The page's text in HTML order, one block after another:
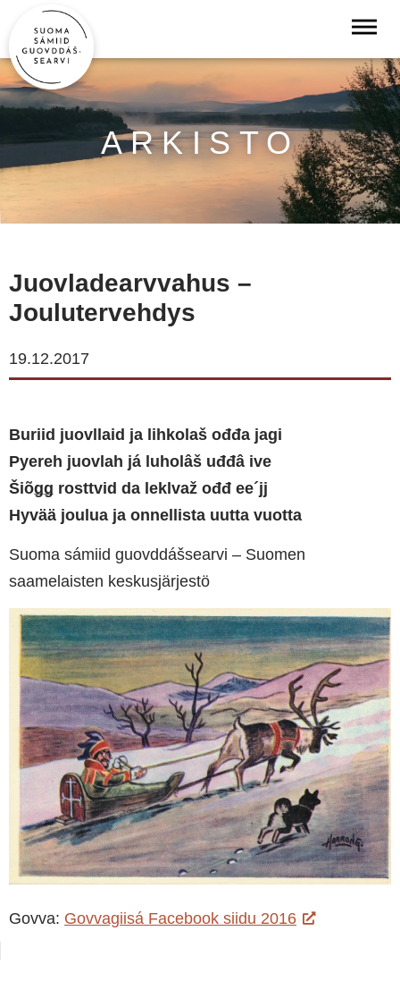
ARKISTO
Juovladearvvahus –
Joulutervehdys
19.12.2017
Buriid juovllaid ja lihkolaš ođđa jagi
Pyereh juovlah já luholâš uđđâ ive
Šiõǥǥ rosttvid da leklvaž ođđ ee´jj
Hyvää joulua ja onnellista uutta vuotta
Suoma sámiid guovddášsearvi – Suomen
saamelaisten keskusjärjestö
Govva: Govvagiisá Facebook siidu 2016